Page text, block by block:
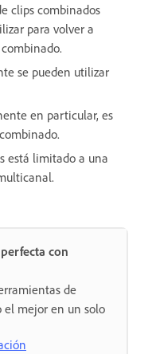
clips combinados
para volver a
se pueden utilizar
en particular, es
está limitado a una
con
de
el mejor en un solo